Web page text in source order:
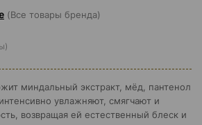
(Все товары бренда)
миндальный экстракт, мёд, пантенол
увлажняют, смягчают и
возвращая ей естественный блеск и